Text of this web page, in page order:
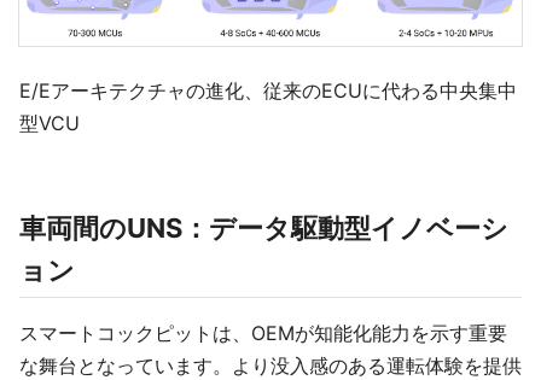
E/Eアーキテクチャの進化、従来のECUに代わる中央集中
型VCU
車両間のUNS：データ駆動型イノベーシ
ョン
スマートコックピットは、OEMが知能化能力を示す重要
な舞台となっています。より没入感のある運転体験を提供